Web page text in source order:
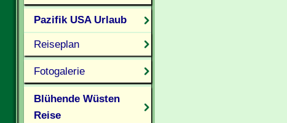
Pazifik USA Urlaub
Reiseplan
Fotogalerie
Blühende Wüsten
Reise